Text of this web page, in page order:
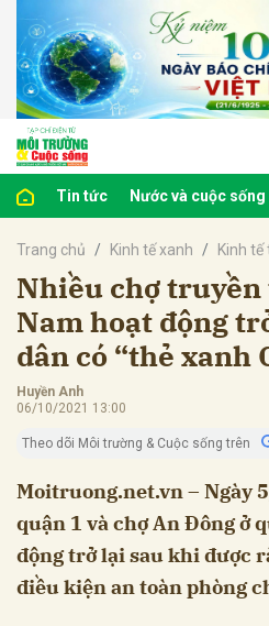
Tin tức Nước và cuộc sống
Trang chủ Kinh tế xanh Kinh
Nhiều chợ
Nam hoạt động
dân có “thẻ xanh
Huyền Anh
06/10/2021 13:00
Theo dõi Môi trường & Cuộc sống trên
Moitruong.net.vn – Ngày
quận 1 và chợ An Đông ở
động trở lại sau khi được
điều kiện an toàn phòng
luận